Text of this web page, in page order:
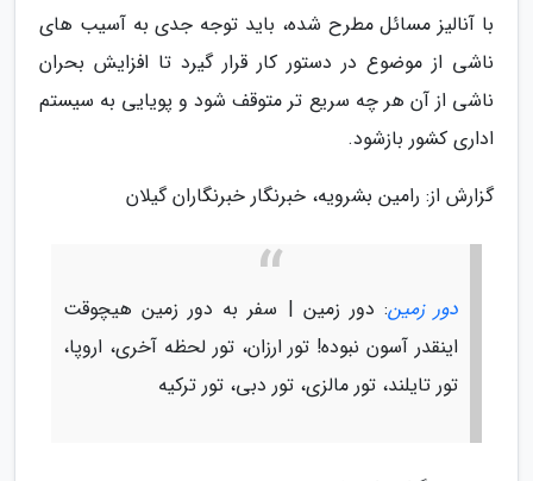
با آنالیز مسائل مطرح شده، باید توجه جدی به آسیب های
ناشی از موضوع در دستور کار قرار گیرد تا افزایش بحران
ناشی از آن هر چه سریع تر متوقف شود و پویایی به سیستم
اداری کشور بازشود.
گزارش از: رامین بشرویه، خبرنگار خبرنگاران گیلان
دور زمین: دور زمین | سفر به دور زمین هیچوقت
اینقدر آسون نبوده! تور ارزان، تور لحظه آخری، اروپا،
تور تایلند، تور مالزی، تور دبی، تور ترکیه